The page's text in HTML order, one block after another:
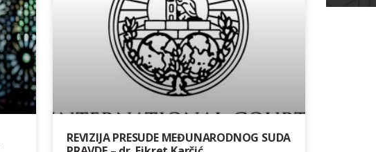
REVIZIJA PRESUDE MEĐUNARODNOG SUDA